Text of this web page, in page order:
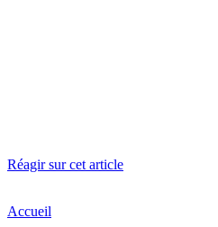
Réagir sur cet article
Accueil